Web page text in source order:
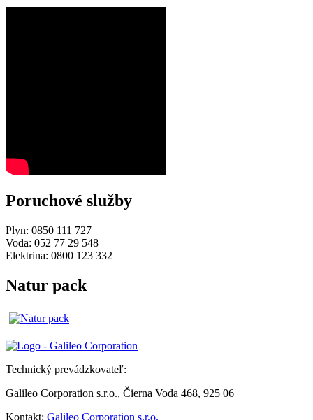
Poruchové služby
Plyn: 0850 111 727
Voda: 052 77 29 548
Elektrina: 0800 123 332
Natur pack
Technický prevádzkovateľ:
Galileo Corporation s.r.o., Čierna Voda 468, 925 06
Kontakt: Galileo Corporation s.r.o.